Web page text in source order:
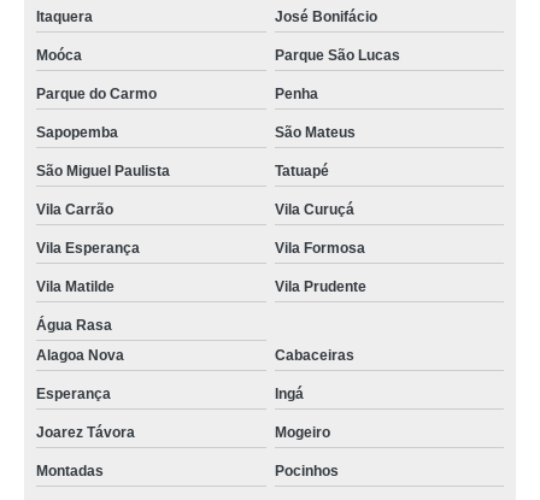
Itaquera José Bonifácio
Moóca Parque São Lucas
Parque do Carmo Penha
Sapopemba São Mateus
São Miguel Paulista Tatuapé
Vila Carrão Vila Curuçá
Vila Esperança Vila Formosa
Vila Matilde Vila Prudente
Água Rasa
Alagoa Nova
Cabaceiras
Esperança Ingá
Joarez Távora Mogeiro
Montadas Pocinhos